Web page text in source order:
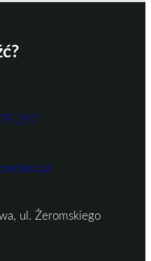
297
ul. Żeromskiego